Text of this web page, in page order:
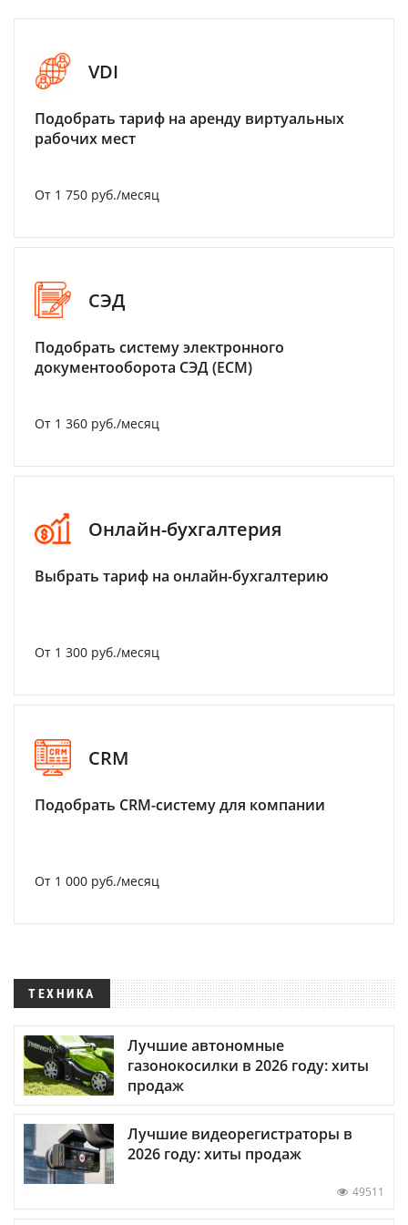
VDI
Подобрать тариф на аренду виртуальных
рабочих мест
От 1 750 руб./месяц
СЭД
Подобрать систему электронного
документооборота СЭД (ECM)
От 1 360 руб./месяц
Онлайн-бухгалтерия
Выбрать тариф на онлайн-бухгалтерию
От 1 300 руб./месяц
CRM
Подобрать CRM-систему для компании
От 1 000 руб./месяц
ТЕХНИКА
Лучшие автономные
газонокосилки в 2026 году: хиты
продаж
Лучшие видеорегистраторы в
2026 году: хиты продаж
49511